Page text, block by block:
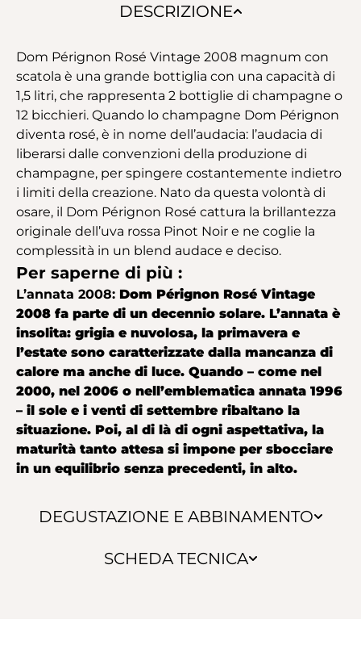
DESCRIZIONE
DEGUSTAZIONE E ABBINAMENTO
SCHEDA TECNICA
Dom Pérignon Rosé Vintage 2008 magnum con
scatola è una grande bottiglia con una capacità di
1,5 litri, che rappresenta 2 bottiglie di champagne o
12 bicchieri. Quando lo champagne Dom Pérignon
diventa rosé, è in nome dell’audacia: l’audacia di
liberarsi dalle convenzioni della produzione di
champagne, per spingere costantemente indietro
i limiti della creazione. Nato da questa volontà di
osare, il Dom Pérignon Rosé cattura la brillantezza
originale dell’uva rossa Pinot Noir e ne coglie la
complessità in un blend audace e deciso.
Per saperne di più :
L’annata 2008: Dom Pérignon Rosé Vintage
2008 fa parte di un decennio solare. L’annata è
insolita: grigia e nuvolosa, la primavera e
l’estate sono caratterizzate dalla mancanza di
calore ma anche di luce. Quando – come nel
2000, nel 2006 o nell’emblematica annata 1996
– il sole e i venti di settembre ribaltano la
situazione. Poi, al di là di ogni aspettativa, la
maturità tanto attesa si impone per sbocciare
in un equilibrio senza precedenti, in alto.